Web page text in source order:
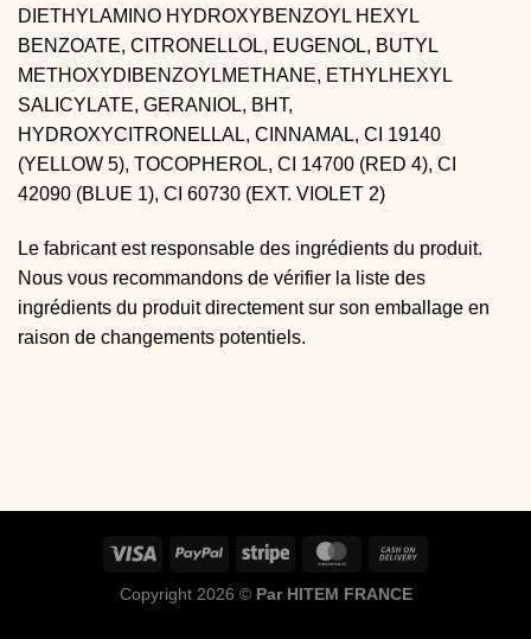
DIETHYLAMINO HYDROXYBENZOYL HEXYL
BENZOATE, CITRONELLOL, EUGENOL, BUTYL
METHOXYDIBENZOYLMETHANE, ETHYLHEXYL
SALICYLATE, GERANIOL, BHT,
HYDROXYCITRONELLAL, CINNAMAL, CI 19140
(YELLOW 5), TOCOPHEROL, CI 14700 (RED 4), CI
42090 (BLUE 1), CI 60730 (EXT. VIOLET 2)
Le fabricant est responsable des ingrédients du produit.
Nous vous recommandons de vérifier la liste des
ingrédients du produit directement sur son emballage en
raison de changements potentiels.
Copyright 2026 © Par HITEM FRANCE